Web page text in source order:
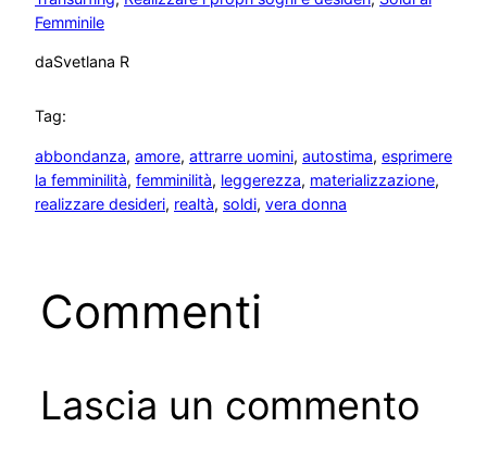
Femminile
daSvetlana R
Tag:
abbondanza, amore, attrarre uomini, autostima, esprimere
la femminilità, femminilità, leggerezza, materializzazione
realizzare desideri, realtà, soldi, vera donna
Commenti
Lascia un commento